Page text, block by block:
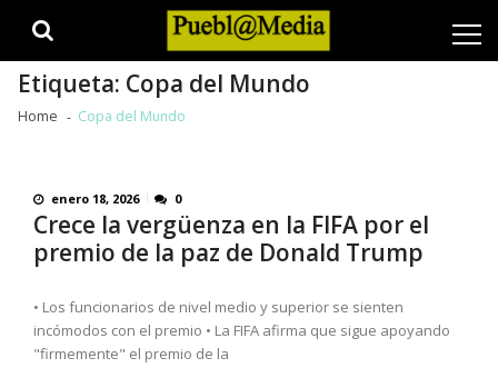
Etiqueta: Copa del Mundo
Home Copa del Mundo
enero 18, 2026 0
Crece la vergüenza en la FIFA por el
premio de la paz de Donald Trump
• Los funcionarios de nivel medio y superior se sienten
incómodos con el premio • La FIFA afirma que sigue apoyando
"firmemente" el premio de la